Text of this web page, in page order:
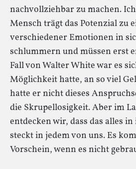
nachvollziehbar zu machen.
Mensch trägt das Potenzial zu
verschiedener Emotionen in
schlummern und müssen erst
Fall von Walter White war es
Möglichkeit hatte, an so viel
hatte er nicht dieses
die Skrupellosigkeit. Aber im
entdecken wir, dass das alles
steckt in jedem von uns. Es
Vorschein, wenn es nicht